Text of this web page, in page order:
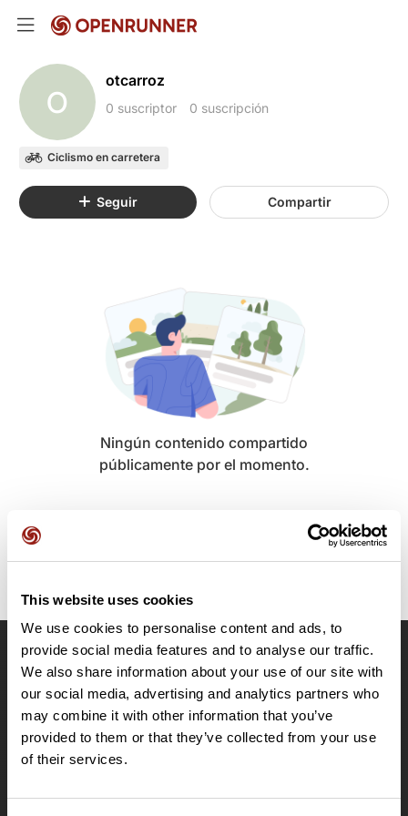
This website uses cookies
We use cookies to personalise content and ads, to
provide social media features and to analyse our traffic.
We also share information about your use of our site with
our social media, advertising and analytics partners who
may combine it with other information that you’ve
provided to them or that they’ve collected from your use
of their services.
O
otcarroz
0 suscriptor 0 suscripción
Ciclismo en carretera
Seguir Compartir
Ningún contenido compartido
públicamente por el momento.
OpenRunner
Equipo
Empleo
A proposito
Contacto